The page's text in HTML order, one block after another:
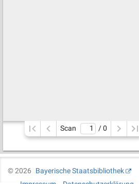
Scan / 0
©2026
Bayerische Staatsbibliothek